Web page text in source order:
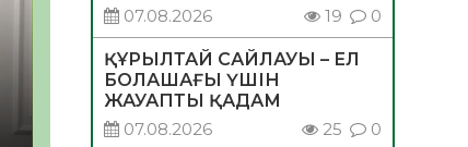
07.08.2026
19 0
ҚҰРЫЛТАЙ САЙЛАУЫ – ЕЛ
БОЛАШАҒЫ ҮШІН
ЖАУАПТЫ ҚАДАМ
07.08.2026
25 0